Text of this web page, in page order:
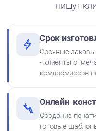
от 750
Штамп Просто супер!
Краска
Shiny S-
пишут
Срок
Срочные
- клиенты
компромиссов
Онлайн-
Создание
готовые